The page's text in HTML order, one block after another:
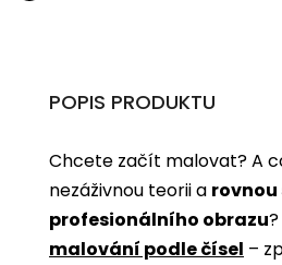
POPIS PRODUKTU
Chcete začít malovat? A
nezáživnou teorii a rovnou
profesionálního obrazu
malování podle čísel ­­–